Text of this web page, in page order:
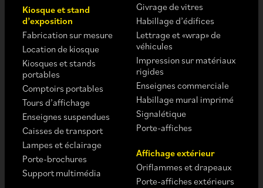
Kiosque et stand
d’exposition
Fabrication sur mesure
Location de kiosque
Kiosques et stands
portables
Comptoirs portables
Tours d’affichage
Enseignes suspendues
Caisses de transport
Lampes et éclairage
Porte-brochures
Support multimédia
Givrage de vitres
Habillage d’édifices
Lettrage et «wrap» de
véhicules
Impression sur matériaux
rigides
Enseignes commerciale
Habillage mural imprimé
Signalétique
Porte-affiches
Affichage extérieur
Oriflammes et drapeaux
Porte-affiches extérieurs